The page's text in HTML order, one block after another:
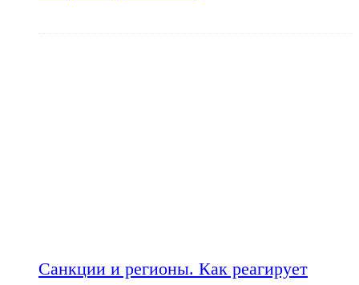
Санкции и регионы. Как реагирует